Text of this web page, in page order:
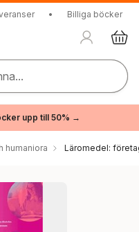
• Billiga böcker
upp till 50% →
humaniora Läromedel: